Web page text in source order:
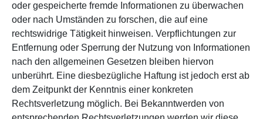
oder gespeicherte fremde Informationen zu überwachen
oder nach Umständen zu forschen, die auf eine
rechtswidrige Tätigkeit hinweisen. Verpflichtungen zur
Entfernung oder Sperrung der Nutzung von Informationen
nach den allgemeinen Gesetzen bleiben hiervon
unberührt. Eine diesbezügliche Haftung ist jedoch erst ab
dem Zeitpunkt der Kenntnis einer konkreten
Rechtsverletzung möglich. Bei Bekanntwerden von